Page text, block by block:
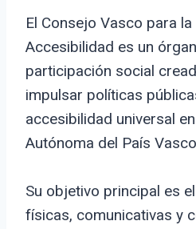
El Consejo Vasco para
Accesibilidad es un
participación social
impulsar políticas
accesibilidad universal
Autónoma del País
Su objetivo principal es
físicas, comunicativas y